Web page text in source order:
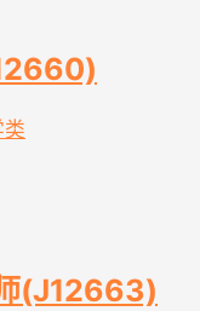
类
(J12663)